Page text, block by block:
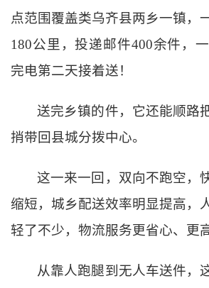
点范围覆盖类乌齐县两乡一镇，
180公里，投递邮件400余件，
完电第二天接着送！
送完乡镇的件，它还能顺路
捎带回县城分拨中心。
这一来一回，双向不跑空，
缩短，城乡配送效率明显提高，
轻了不少，物流服务更省心、更
从靠人跑腿到无人车送件，